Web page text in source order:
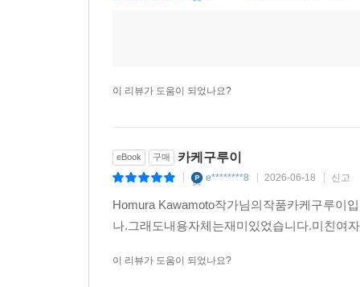
이 리뷰가 도움이 되었나요?
eBook 구매 카케구루이
e********8 2026-06-18 신고
Homura Kawamoto작가님의작품카케구루이
나.그래도내용자체는재미있었습니다.미친여
이 리뷰가 도움이 되었나요?